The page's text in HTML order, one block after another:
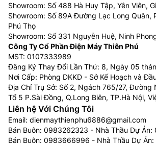
Showroom: Số 488 Hà Huy Tập, Yên Viên,
Showroom: Số 89A Đường Lạc Long Quân,
Phú Thọ
Showroom: Số 331 Nguyễn Huệ, Ninh
Công Ty Cổ Phần Điện Máy Thiên Phú
MST: 0107333989
Đăng Ký Thay Đổi Lần Thứ: 8, Ngày 05
Nơi Cấp: Phòng DKKD - Sở Kế Hoạch và
Địa Chỉ Trụ Sở: Số 2, Ngách 765/27, Đường
Tổ 5 P.Sài Đồng, Q.Long Biên, TP.Hà Nội,
Liên hệ Với Chúng Tôi
Email: dienmaythienphu6886@gmail.com
Bán Buôn: 0983262323 - Nhà Thầu Dự Án:
Bán Buôn: 0983666996 - Nhà Thầu Dự Án: